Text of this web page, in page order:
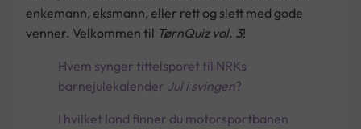
enkemann, eksmann, eller rett og slett med gode
venner. Velkommen til TørnQuiz vol. 3!
Hvem synger tittelsporet til NRKs
barnejulekalender Jul i svingen?
I hvilket land finner du motorsportbanen